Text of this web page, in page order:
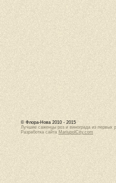
© Флора-Нова 2010 - 2015
Лучшие саженцы роз и винограда из первых
Разработка сайтаMariupolCity.com